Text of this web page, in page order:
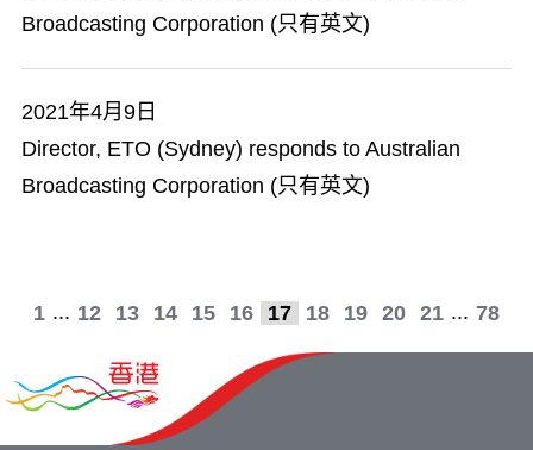
Broadcasting Corporation (只有英文)
2021年4月9日
Director, ETO (Sydney) responds to Australian
Broadcasting Corporation (只有英文)
1 ... 12 13 14 15 16 17 18 19 20 21 ... 78